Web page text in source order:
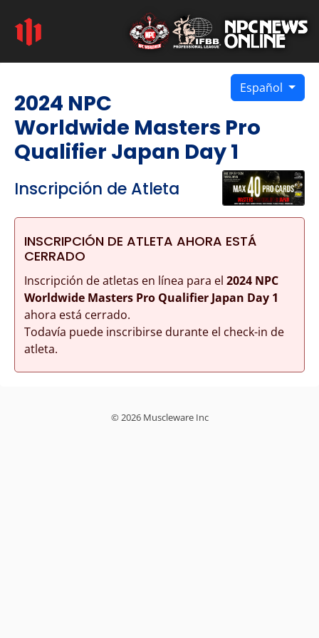
Español
2024 NPC
Worldwide Masters Pro
Qualifier Japan Day 1
Inscripción de Atleta
INSCRIPCIÓN DE ATLETA AHORA ESTÁ
CERRADO
Inscripción de atletas en línea para el 2024 NPC
Worldwide Masters Pro Qualifier Japan Day 1
ahora está cerrado.
Todavía puede inscribirse durante el check-in de
atleta.
© 2026 Muscleware Inc